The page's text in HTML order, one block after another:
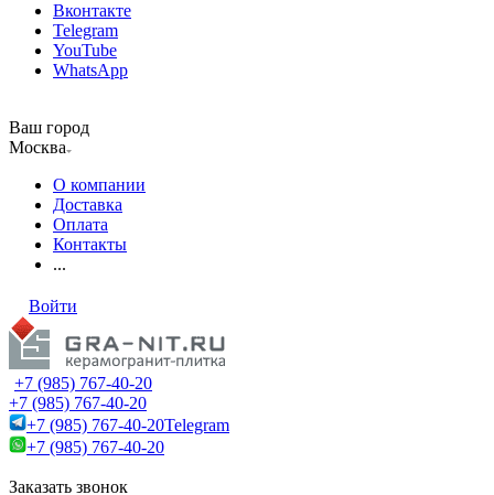
Вконтакте
Telegram
YouTube
WhatsApp
Ваш город
Москва
О компании
Доставка
Оплата
Контакты
...
Войти
+7 (985) 767-40-20
+7 (985) 767-40-20
+7 (985) 767-40-20Telegram
+7 (985) 767-40-20
Заказать звонок